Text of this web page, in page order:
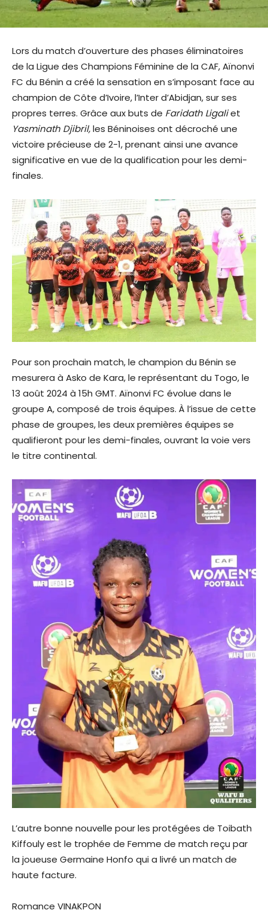
Lors du match d’ouverture des phases éliminatoires
de la Ligue des Champions Féminine de la CAF, Aïnonvi
FC du Bénin a créé la sensation en s’imposant face au
champion de Côte d’Ivoire, l’Inter d’Abidjan, sur ses
propres terres. Grâce aux buts de Faridath Ligaliet
Yasminath Djibril,les Béninoises ont décroché une
victoire précieuse de 2-1, prenant ainsi une avance
significative en vue de la qualification pour les demi-
finales.
Pour son prochain match, le champion du Bénin se
mesurera à Asko de Kara, le représentant du Togo, le
13 août 2024 à 15h GMT. Aïnonvi FC évolue dans le
groupe A, composé de trois équipes. À l’issue de cette
phase de groupes, les deux premières équipes se
qualifieront pour les demi-finales, ouvrant la voie vers
le titre continental.
L’autre bonne nouvelle pour les protégées de Toibath
Kiffouly est le trophée de Femme de match reçu par
la joueuse Germaine Honfo qui a livré un match de
haute facture.
Romance VINAKPON